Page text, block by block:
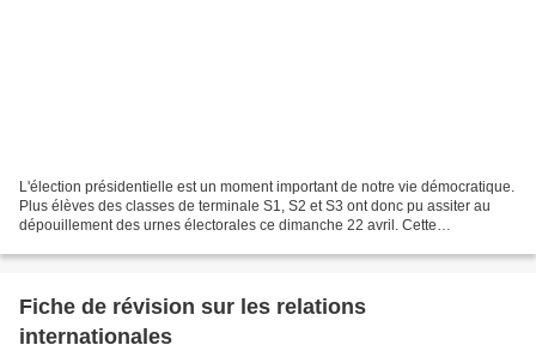
L'élection présidentielle est un moment important de notre vie démocratique.
Plus élèves des classes de terminale S1, S2 et S3 ont donc pu assiter au
dépouillement des urnes électorales ce dimanche 22 avril. Cette
Fiche de révision sur les relations
internationales